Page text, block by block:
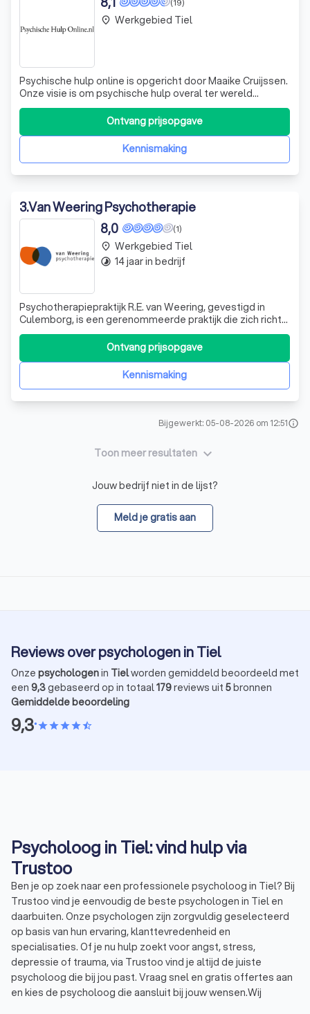
Psychische hulp online is opgericht door Maaike Cruijssen.
Onze visie is om psychische hulp overal ter wereld
bereikbaar te maken. Bereikbaar voor mensen die
behoefte hebben aan zorg en zodat psychologen ook
vanuit meerdere locaties kunnen werken. Tijdens
verschillende reizen is het Maaike helder g
Kennismaking
Ontvang prijsopgave
place Werkgebied Tiel
3.Van Weering Psychotherapie
(1)
8,0
Psychotherapiepraktijk R.E. van Weering, gevestigd in
Culemborg, is een gerenommeerde praktijk die zich richt
op volwassenen vanaf 18 jaar. Met een BIG-registratie als
psychotherapeut en een inschrijving bij de Kamer van
Koophandel, bieden we een veilige en professionele
omgeving voor onze cliënten.
Kennismaking
Ontvang prijsopgave
place Werkgebied Tiel
timelapse 14 jaar in bedrijf
Bijgewerkt: 05-08-2026 om 12:51info
Toon meer resultaten keyboard_arrow_down
Jouw bedrijf niet in de lijst?
Meld je gratis aan
Reviews over psychologen in Tiel
Onze psychologenin Tielworden gemiddeld beoordeeld met
een 9,3gebaseerd op in totaal179reviews uit 5bronnen
Gemiddelde beoordeling
9,3•starstarstarstarstar_half
Psycholoog in Tiel: vind hulp via
Trustoo
Ben je op zoek naar een professionele psycholoog in Tiel? Bij
Trustoo vind je eenvoudig de beste psychologen in Tiel en
daarbuiten. Onze psychologen zijn zorgvuldig geselecteerd
op basis van hun ervaring, klanttevredenheid en
specialisaties. Of je nu hulp zoekt voor angst, stress,
depressie of trauma, via Trustoo vind je altijd de juiste
psycholoog die bij jou past. Vraag snel en gratis offertes aan
en kies de psycholoog die aansluit bij jouw wensen.Wij